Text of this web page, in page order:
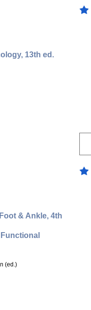
13th ed.
& Ankle, 4th
(ed.)